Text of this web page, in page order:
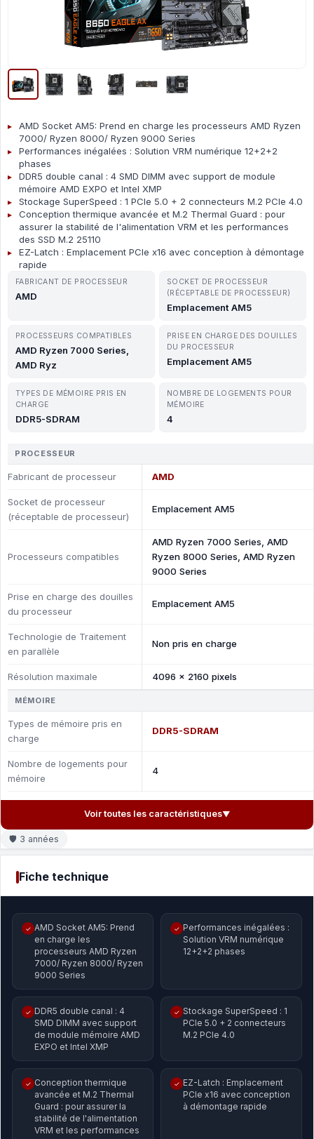
AMD Socket AM5: Prend en charge les processeurs AMD Ryzen
7000/ Ryzen 8000/ Ryzen 9000 Series
Performances inégalées : Solution VRM numérique 12+2+2
phases
DDR5 double canal : 4 SMD DIMM avec support de module
mémoire AMD EXPO et Intel XMP
Stockage SuperSpeed : 1 PCIe 5.0 + 2 connecteurs M.2 PCIe 4.0
Conception thermique avancée et M.2 Thermal Guard : pour
assurer la stabilité de l'alimentation VRM et les performances
des SSD M.2 25110
EZ-Latch : Emplacement PCIe x16 avec conception à démontage
rapide
FABRICANT DE PROCESSEUR
AMD
SOCKET DE PROCESSEUR
(RÉCEPTABLE DE PROCESSEUR)
Emplacement AM5
PROCESSEURS COMPATIBLES
AMD Ryzen 7000 Series,
AMD Ryz
PRISE EN CHARGE DES DOUILLES
DU PROCESSEUR
Emplacement AM5
TYPES DE MÉMOIRE PRIS EN
CHARGE
DDR5-SDRAM
NOMBRE DE LOGEMENTS POUR
MÉMOIRE
4
PROCESSEUR
Fabricant de processeur AMD
Socket de processeur
(réceptable de processeur)
Emplacement AM5
Processeurs compatibles
AMD Ryzen 7000 Series, AMD
Ryzen 8000 Series, AMD Ryzen
9000 Series
Prise en charge des douilles
du processeur
Emplacement AM5
Technologie de Traitement
en parallèle
Non pris en charge
Résolution maximale 4096 x 2160 pixels
MÉMOIRE
Types de mémoire pris en
charge
DDR5-SDRAM
Nombre de logements pour
mémoire
4
Voir toutes les caractéristiques▼
🛡 3 années
Fiche technique
✓ AMD Socket AM5: Prend
en charge les
processeurs AMD Ryzen
7000/ Ryzen 8000/ Ryzen
9000 Series
✓ Performances inégalées :
Solution VRM numérique
12+2+2 phases
✓ DDR5 double canal : 4
SMD DIMM avec support
de module mémoire AMD
EXPO et Intel XMP
✓ Stockage SuperSpeed : 1
PCIe 5.0 + 2 connecteurs
M.2 PCIe 4.0
✓ Conception thermique
avancée et M.2 Thermal
Guard : pour assurer la
stabilité de l'alimentation
VRM et les performances
✓ EZ-Latch : Emplacement
PCIe x16 avec conception
à démontage rapide